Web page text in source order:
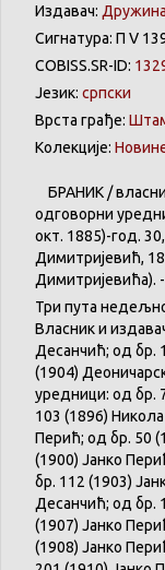
Издавач:
Сигнатура: П V
COBISS.SR-ID:
Језик: српски
Врста грађе:
Колекције:
БРАНИК /
одговорни
окт. 1885)-год.
Димитријевић,
Димитријевића).
Три пута
Власник и
Десанчић; од бр.
(1904)
уредници: од бр.
103 (1896)
Перић; од бр. 50
(1900) Јанко
бр. 112 (1903)
Десанчић; од бр.
(1907) Јанко
(1908) Јанко